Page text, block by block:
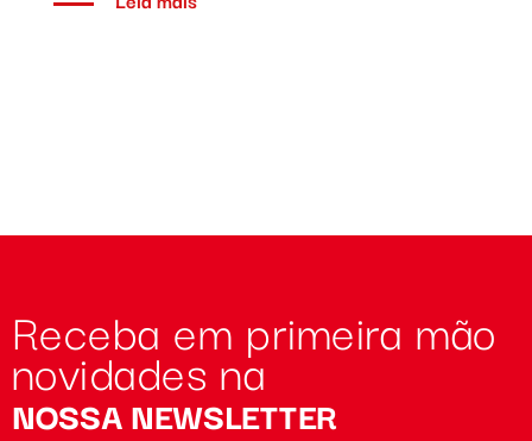
Receba em primeira mão
novidades na
NOSSA NEWSLETTER